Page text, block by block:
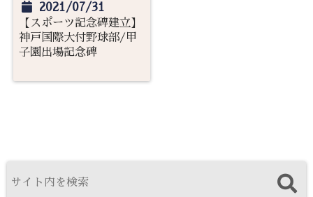
2021/07/31
【スポーツ記念碑建立】
神戸国際大付野球部/甲
子園出場記念碑